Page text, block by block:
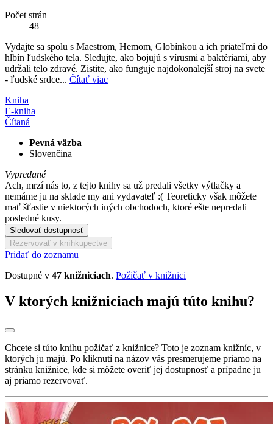
Počet strán
48
Vydajte sa spolu s Maestrom, Hemom, Globínkou a ich priateľmi do
hlbín ľudského tela. Sledujte, ako bojujú s vírusmi a baktériami, aby
udržali telo zdravé. Zistite, ako funguje najdokonalejší stroj na svete
- ľudské srdce... Čítať viac
Kniha
E-kniha
Čítaná
Pevná väzba
Slovenčina
Vypredané
Ach, mrzí nás to, z tejto knihy sa už predali všetky výtlačky a
nemáme ju na sklade my ani vydavateľ :( Teoreticky však môžete
mať šťastie v niektorých iných obchodoch, ktoré ešte nepredali
posledné kusy.
Sledovať dostupnosť
Rezervovať v kníhkupectve
Pridať do zoznamu
Dostupné v 47 knižniciach. Požičať v knižnici
V ktorých knižniciach majú túto knihu?
Chcete si túto knihu požičať z knižnice? Toto je zoznam knižníc, v
ktorých ju majú. Po kliknutí na názov vás presmerujeme priamo na
stránku knižnice, kde si môžete overiť jej dostupnosť a prípadne ju
aj priamo rezervovať.